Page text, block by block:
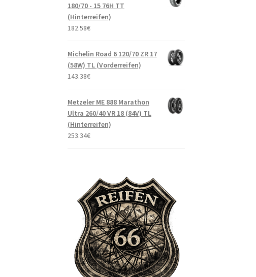
180/70 - 15 76H TT
(Hinterreifen)
182.58€
Michelin Road 6 120/70 ZR 17
(58W) TL (Vorderreifen)
143.38€
Metzeler ME 888 Marathon
Ultra 260/40 VR 18 (84V) TL
(Hinterreifen)
253.34€